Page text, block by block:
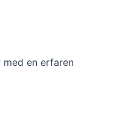
en erfaren